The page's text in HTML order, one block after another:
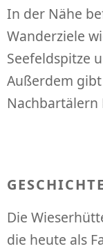
In der Nähe
Wanderziele
Seefeldspitze
Außerdem
Nachbartälern
Die
die heute als